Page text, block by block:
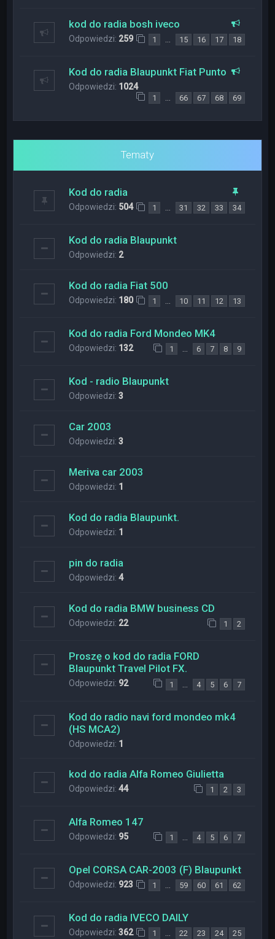
kod do radia bosh iveco
Odpowiedzi: 259 1 … 15 16 17 18
Kod do radia Blaupunkt Fiat Punto
Odpowiedzi: 1024
1 66 67 68 69
Tematy
Kod do radia
Odpowiedzi: 504 1 31 32 33 34
Kod do radia Blaupunkt
Odpowiedzi: 2
Kod do radia Fiat 500
Odpowiedzi: 180 1 10 11 12 13
Kod do radia Ford Mondeo MK4
Odpowiedzi: 132 1 … 6 7 8 9
Kod - radio Blaupunkt
Odpowiedzi:3
Car 2003
Odpowiedzi:3
Meriva car 2003
Odpowiedzi: 1
Kod do radia Blaupunkt.
Odpowiedzi: 1
pin do radia
Odpowiedzi:4
Kod do radia BMW business CD
Odpowiedzi: 22 1 2
Proszę o kod do radia FORD
Blaupunkt Travel Pilot FX.
Odpowiedzi: 92 1 4 5 6 7
Kod do radio navi ford mondeo mk4
(HS MCA2)
Odpowiedzi: 1
kod do radia Alfa Romeo Giulietta
Odpowiedzi:44 1 2 3
Alfa Romeo 147
Odpowiedzi: 95 1 4 5 6 7
Opel CORSA CAR-2003 (F) Blaupunkt
Odpowiedzi: 923 1 59 60 61 62
Kod do radia IVECO DAILY
Odpowiedzi:362 1 … 22 23 24 25